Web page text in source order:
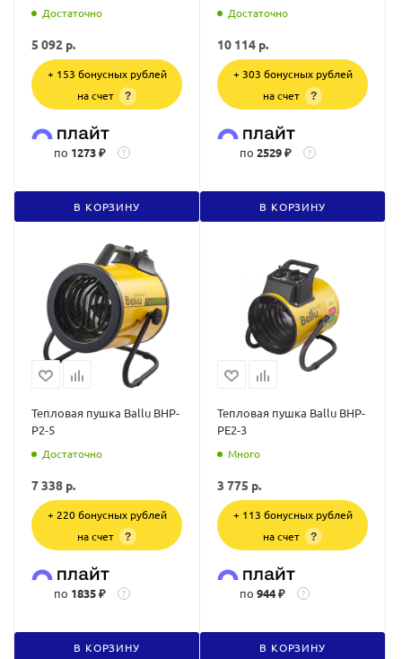
Достаточно
5 092 р.
+ 153 бонусных рублей
на счет
?
по 1273 ₽ ?
В КОРЗИНУ
Достаточно
10 114 р.
+ 303 бонусных рублей
на счет
?
по 2529 ₽ ?
В КОРЗИНУ
Тепловая пушка Ballu BHP-
P2-5
Достаточно
7 338 р.
+ 220 бонусных рублей
на счет
?
по 1835 ₽ ?
В КОРЗИНУ
Тепловая пушка Ballu BHP-
PE2-3
Много
3 775 р.
+ 113 бонусных рублей
на счет
?
по 944 ₽ ?
В КОРЗИНУ